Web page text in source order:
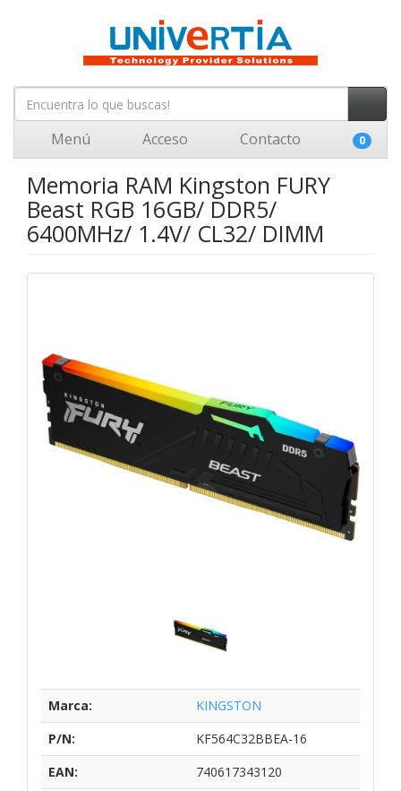
Menú Acceso Contacto 0
Memoria RAM Kingston FURY
Beast RGB 16GB/ DDR5/
6400MHz/ 1.4V/ CL32/ DIMM
Marca:
KINGSTON
P/N:
KF564C32BBEA-16
EAN:
740617343120